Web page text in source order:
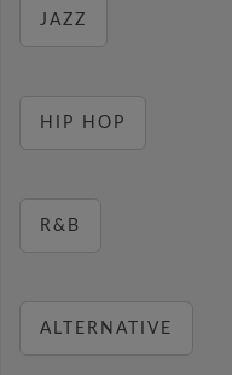
JAZZ
HIP HOP
R&B
ALTERNATIVE